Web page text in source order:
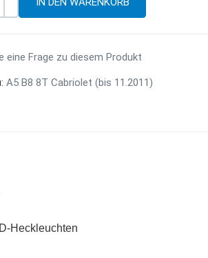
eine Frage zu diesem Produkt
A5 B8 8T Cabriolet (bis 11.2011)
Heckleuchten